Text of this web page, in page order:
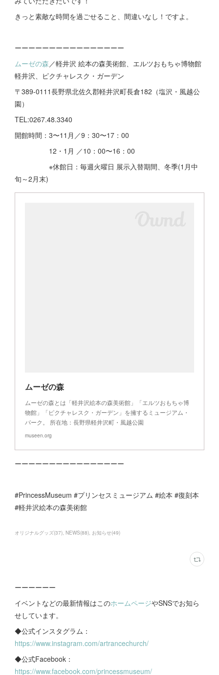
きっと素敵な時間を過ごせること、間違いなし！ですよ。
ーーーーーーーーーーーーーーーー
ムーゼの森 ／軽井沢 絵本の森美術館、エルツおもちゃ博物館
軽井沢、ピクチャレスク・ガーデン
〒389-0111長野県北佐久郡軽井沢町長倉182（塩沢・風越公
園）
TEL:0267.48.3340
開館時間：3〜11月／9：30〜17：00
12・1月 ／10：00〜16：00
※休館日：毎週火曜日 展示入替期間、冬季(1月中
旬～2月末)
ムーゼの森
ムーゼの森とは「軽井沢絵本の森美術館」「エルツおもちゃ博
物館」「ピクチャレスク・ガーデン」を擁するミュージアム・
パーク。 所在地：長野県軽井沢町・風越公園
museen.org
ーーーーーーーーーーーーーーーー
#PrincessMuseum #プリンセスミュージアム #絵本 #復刻本
#軽井沢絵本の森美術館
オリジナルグッズ(37) NEWS(88) お知らせ(49)
ーーーーーー
イベントなどの最新情報はこのホームページやSNSでお知ら
せしています。
◆公式インスタグラム：
https://www.instagram.com/artrancechurch/
◆公式Facebook：
https://www.facebook.com/princessmuseum/